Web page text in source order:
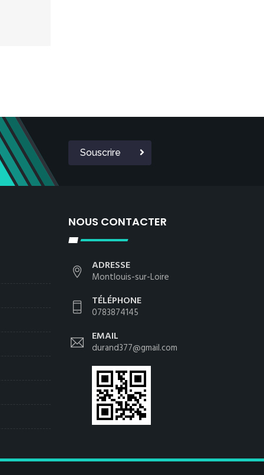
Souscrire
NOUS CONTACTER
ADRESSE
Montlouis-sur-Loire
TÉLÉPHONE
0783874145
EMAIL
durand377@gmail.com